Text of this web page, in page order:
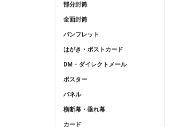
部分封筒
全面封筒
パンフレット
はがき・ポストカード
DM・ダイレクトメール
ポスター
パネル
横断幕・垂れ幕
カード